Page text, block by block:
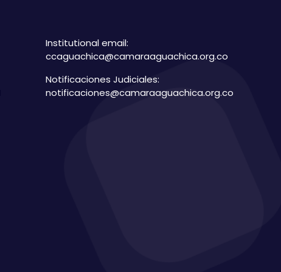
Institutional email:
ccaguachica@camaraaguachica.org.co
Notificaciones Judiciales:
notificaciones@camaraaguachica.org.co